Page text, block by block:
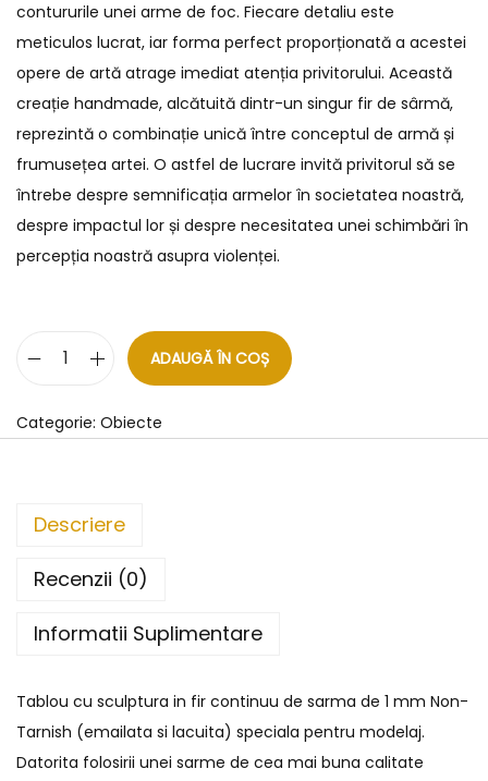
contururile unei arme de foc. Fiecare detaliu este
meticulos lucrat, iar forma perfect proporționată a acestei
opere de artă atrage imediat atenția privitorului. Această
creație handmade, alcătuită dintr-un singur fir de sârmă,
reprezintă o combinație unică între conceptul de armă și
frumusețea artei. O astfel de lucrare invită privitorul să se
întrebe despre semnificația armelor în societatea noastră,
despre impactul lor și despre necesitatea unei schimbări în
percepția noastră asupra violenței.
ADAUGĂ ÎN COȘ
Categorie: Obiecte
Descriere
Recenzii (0)
Informatii Suplimentare
Tablou cu sculptura in fir continuu de sarma de 1 mm Non-
Tarnish (emailata si lacuita) speciala pentru modelaj.
Datorita folosirii unei sarme de cea mai buna calitate